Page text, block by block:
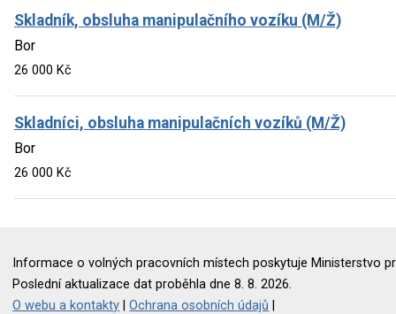
Skladník, obsluha manipulačního vozíku (M/Ž)
Bor
26 000 Kč
Skladníci, obsluha manipulačních vozíků (M/Ž)
Bor
26 000 Kč
Informace o volných pracovních místech poskytuje Ministerstvo
Poslední aktualizace dat proběhla dne 8. 8. 2026.
O webu a kontakty |Ochrana osobních údajů